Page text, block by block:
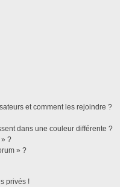
et comment les rejoindre ?
dans une couleur différente ?
» ?
» ?
privés !